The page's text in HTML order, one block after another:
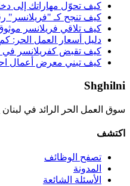
كيف تحوّل مهاراتك إلى
كيف تنجح كـ "فريلانسر"
كيف تلاقي فريلانسر
دليل أسعار العمل الحر: كم
كيف تقبض كفريلانسر في
كيف تبني معرض أعمال
Shghilni
سوق العمل الحر الرائد في
اكتشف
تصفح الوظائف
المدونة
الأسئلة الشائعة